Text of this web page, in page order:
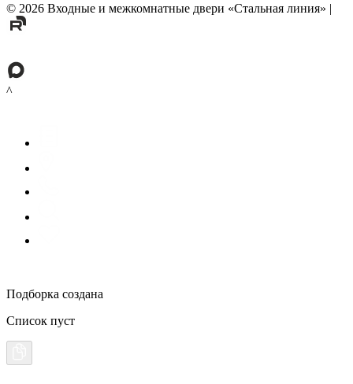
© 2026 Входные и межкомнатные двери «Стальная линия» |
^
Подборка создана
Список пуст